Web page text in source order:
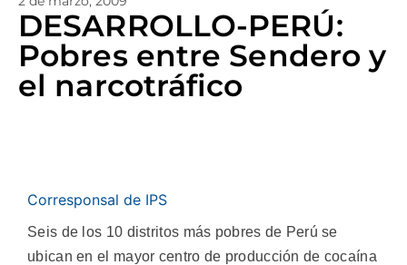
DESARROLLO-PERÚ:
Pobres entre Sendero y
el narcotráfico
Corresponsal de IPS
Seis de los 10 distritos más pobres de Perú se
ubican en el mayor centro de producción de cocaína